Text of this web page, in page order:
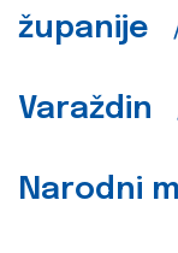
županije
Varaždin
Narodni